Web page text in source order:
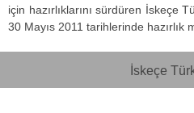
için hazırlıklarını sürdüren İskeçe
30 Mayıs 2011 tarihlerinde hazırlık
İskeçe